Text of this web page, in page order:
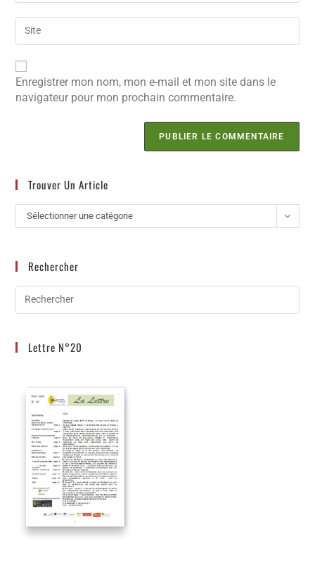
Enregistrer mon nom, mon e-mail et mon site dans le
navigateur pour mon prochain commentaire.
Trouver Un Article
Sélectionner une catégorie
Rechercher
Lettre N°20